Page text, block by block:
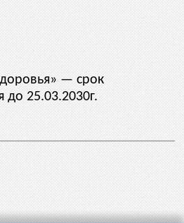
— срок
до 25.03.2030г.